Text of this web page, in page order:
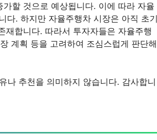
할 것으로 예상됩니다. 이에 따라 자율
다. 하지만 자율주행차 시장은 아직 초기
재합니다. 따라서 투자자들은 자율주행
계획 등을 고려하여 조심스럽게 판단해
나 추천을 의미하지 않습니다. 감사합니